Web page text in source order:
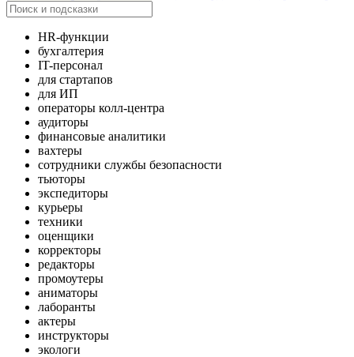
HR-функции
бухгалтерия
IT-персонал
для стартапов
для ИП
операторы колл-центра
аудиторы
финансовые аналитики
вахтеры
сотрудники службы безопасности
тьюторы
экспедиторы
курьеры
техники
оценщики
корректоры
редакторы
промоутеры
аниматоры
лаборанты
актеры
инструкторы
экологи